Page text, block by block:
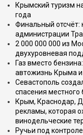
Крымский туризм
года
Финальный отсчёт:
администрации
2 000 000 000 из
двухуровневая
Газ вместо
автожизнь Крыма и
Севастополь
спасения местного
Крым, Краснодар,
рекламы, которая
винодельческие
Ручьи под